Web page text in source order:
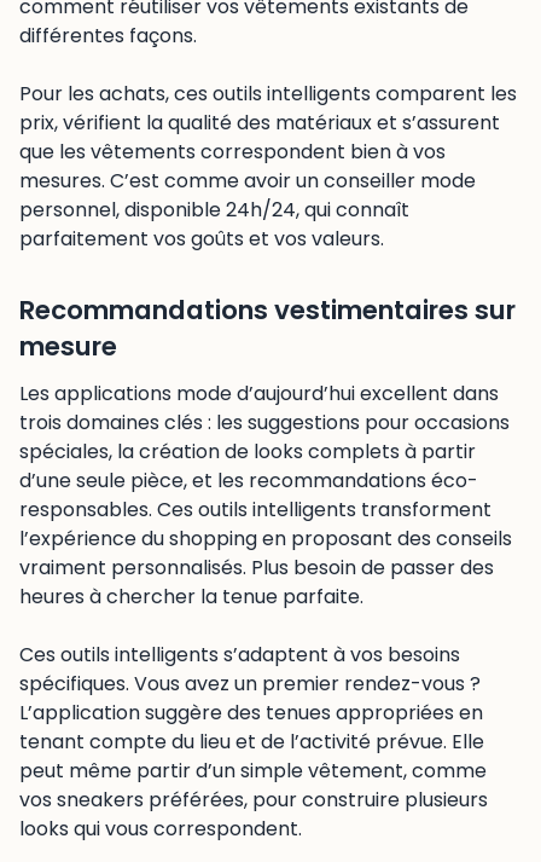
comment réutiliser vos vêtements existants de
différentes façons.
Pour les achats, ces outils intelligents comparent les
prix, vérifient la qualité des matériaux et s’assurent
que les vêtements correspondent bien à vos
mesures. C’est comme avoir un conseiller mode
personnel, disponible 24h/24, qui connaît
parfaitement vos goûts et vos valeurs.
Recommandations vestimentaires sur
mesure
Les applications mode d’aujourd’hui excellent dans
trois domaines clés : les suggestions pour occasions
spéciales, la création de looks complets à partir
d’une seule pièce, et les recommandations éco-
responsables. Ces outils intelligents transforment
l’expérience du shopping en proposant des conseils
vraiment personnalisés. Plus besoin de passer des
heures à chercher la tenue parfaite.
Ces outils intelligents s’adaptent à vos besoins
spécifiques. Vous avez un premier rendez-vous ?
L’application suggère des tenues appropriées en
tenant compte du lieu et de l’activité prévue. Elle
peut même partir d’un simple vêtement, comme
vos sneakers préférées, pour construire plusieurs
looks qui vous correspondent.